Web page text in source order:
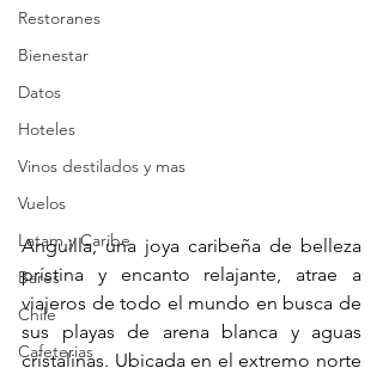
Restoranes
Bienestar
Datos
Hoteles
Vinos destilados y mas
Vuelos
Latam y Caribe
Bares
Chile
Cafeterias
Anguilla, una joya caribeña de belleza
prístina y encanto relajante, atrae a
viajeros de todo el mundo en busca de
sus playas de arena blanca y aguas
cristalinas. Ubicada en el extremo norte